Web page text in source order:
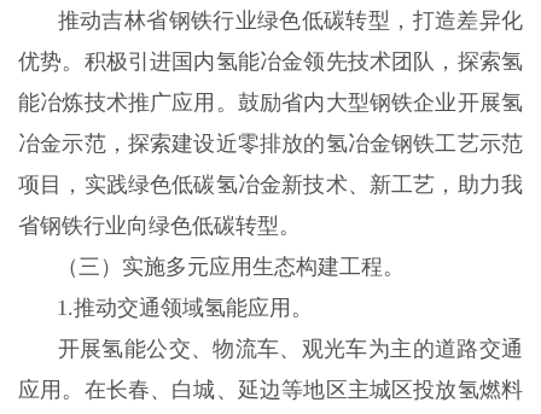
推动吉林省钢铁行业绿色低碳转型，打造差异化
优势。积极引进国内氢能冶金领先技术团队，探索氢
能冶炼技术推广应用。鼓励省内大型钢铁企业开展氢
冶金示范，探索建设近零排放的氢冶金钢铁工艺示范
项目，实践绿色低碳氢冶金新技术、新工艺，助力我
省钢铁行业向绿色低碳转型。
（三）实施多元应用生态构建工程。
1.推动交通领域氢能应用。
开展氢能公交、物流车、观光车为主的道路交通
应用。在长春、白城、延边等地区主城区投放氢燃料